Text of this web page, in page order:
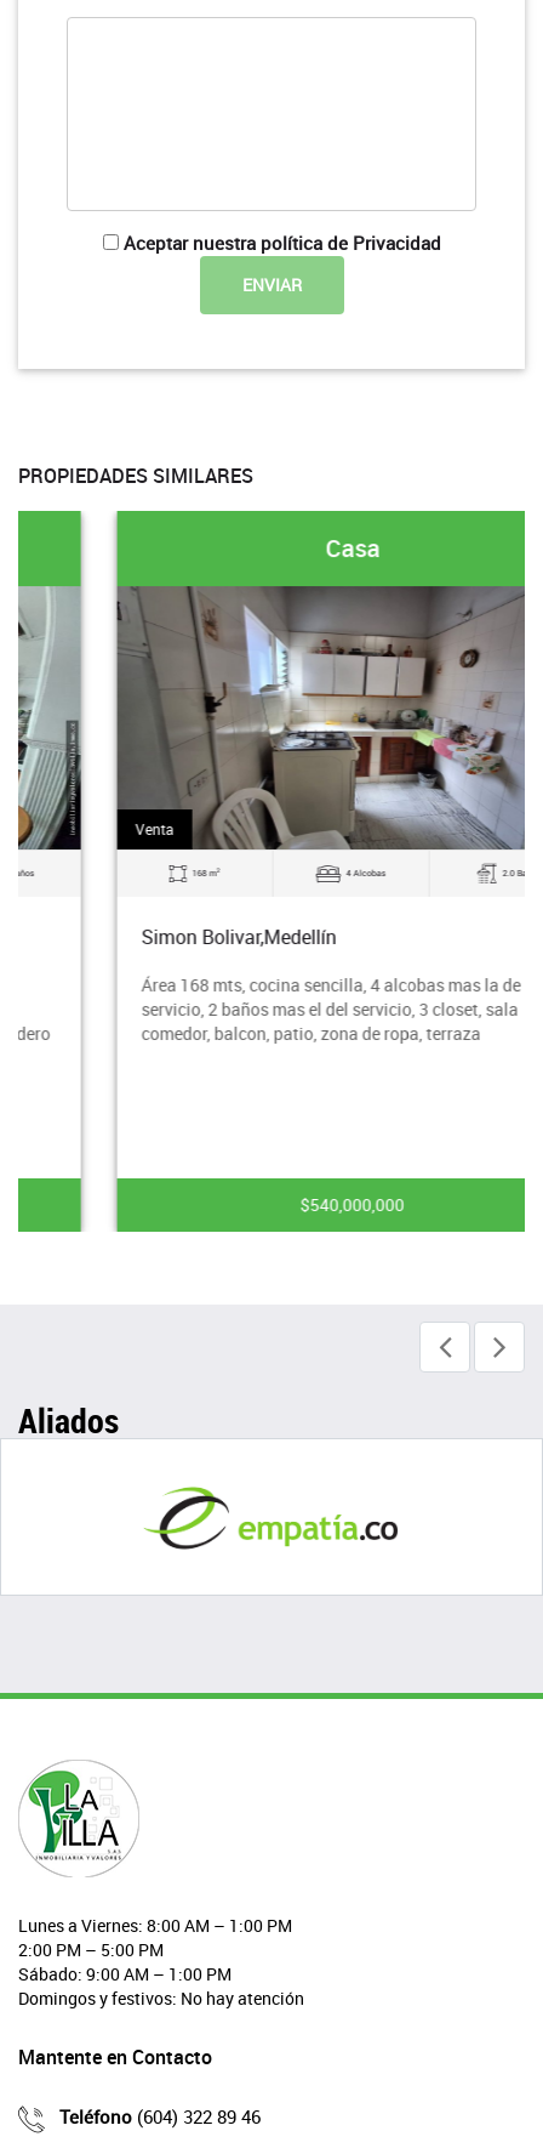
Aceptar nuestra política de Privacidad
PROPIEDADES SIMILARES
Venta
Simon Bolivar,Medellín
Área 168 mts, cocina sencilla, 4 alcobas mas la de
servicio, 2 baños mas el del servicio, 3 closet, sala
comedor, balcon, patio, zona de ropa, terraza
$540,000,000
Aliados
Lunes a Viernes: 8:00 AM – 1:00 PM
2:00 PM – 5:00 PM
Sábado: 9:00 AM – 1:00 PM
Domingos y festivos: No hay atención
Mantente en Contacto
Teléfono (604) 322 89 46